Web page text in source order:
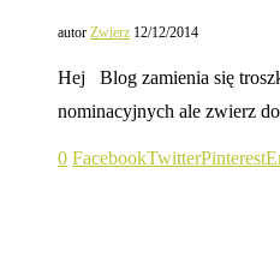
autor Zwierz 12/12/2014
Hej Blog zamienia się
nominacyjnych ale zwierz
0 FacebookTwitterPinterest